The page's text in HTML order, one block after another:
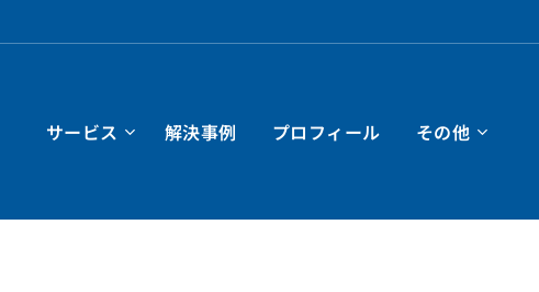
サービス 解決事例 プロフィール その他